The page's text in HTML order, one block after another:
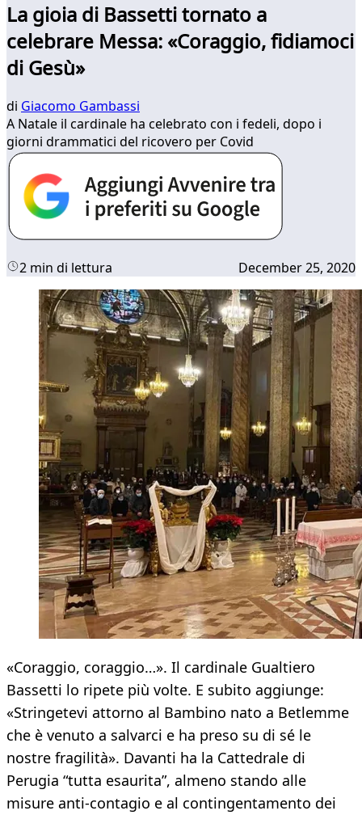
La gioia di Bassetti tornato a
celebrare Messa: «Coraggio, fidiamoci
di Gesù»
di Giacomo Gambassi
A Natale il cardinale ha celebrato con i fedeli, dopo i
giorni drammatici del ricovero per Covid
2 min di lettura December 25, 2020
«Coraggio, coraggio…». Il cardinale Gualtiero
Bassetti lo ripete più volte. E subito aggiunge:
«Stringetevi attorno al Bambino nato a Betlemme
che è venuto a salvarci e ha preso su di sé le
nostre fragilità». Davanti ha la Cattedrale di
Perugia “tutta esaurita”, almeno stando alle
misure anti-contagio e al contingentamento dei